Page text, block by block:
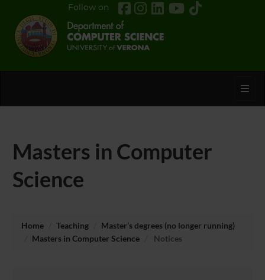
Follow on
Masters in Computer
Science
Home Teaching
Master’s degrees (no longer running)
Masters in Computer Science
Notices